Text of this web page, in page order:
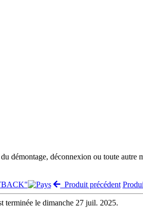
démontage, déconnexion ou toute autre
Produit précédent
terminée le dimanche 27 juil. 2025.